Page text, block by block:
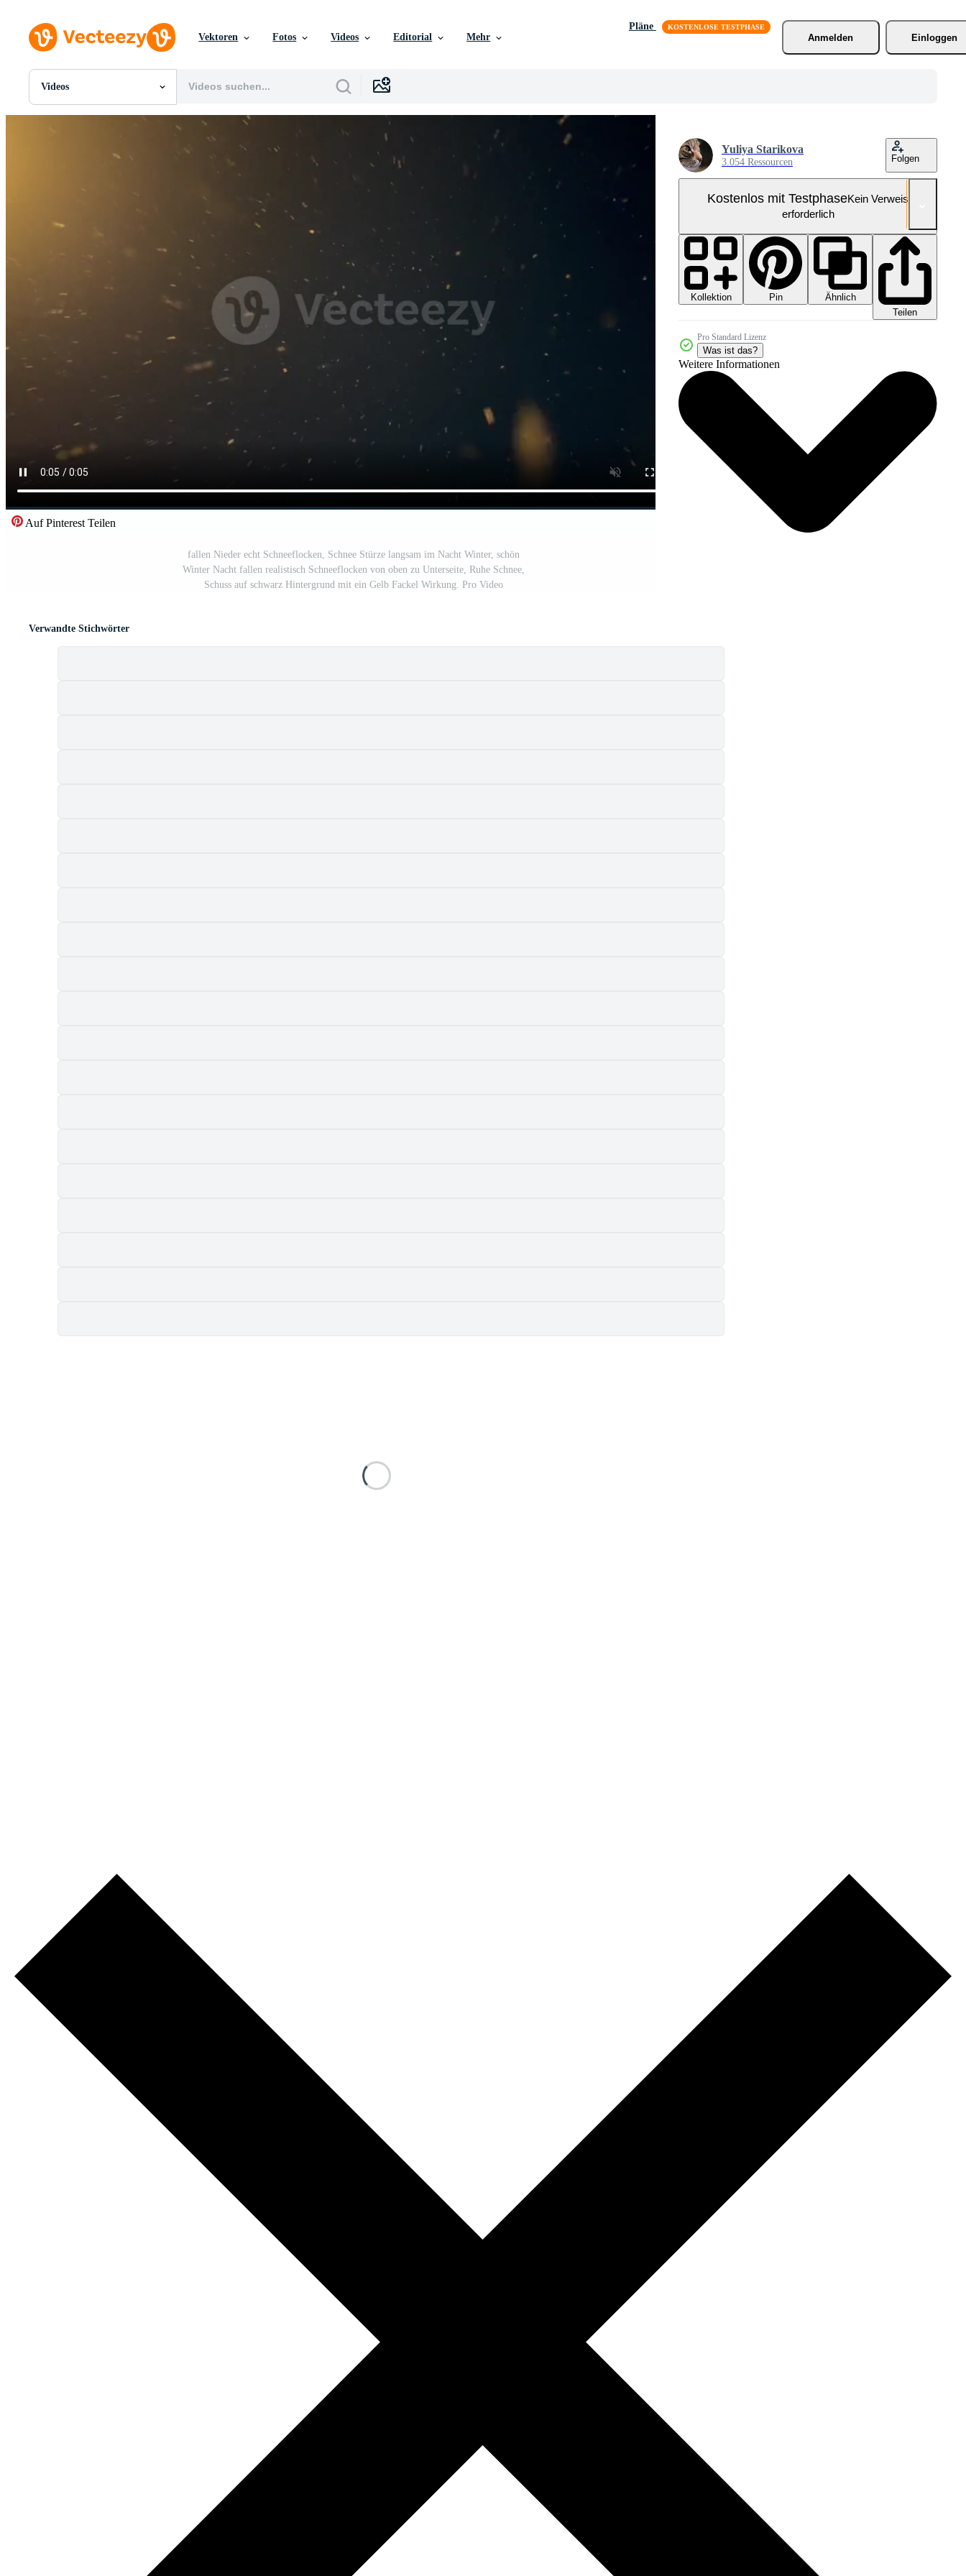
Vektoren Fotos Videos Editorial Mehr
Pläne
Anmelden
Einloggen
Videos
Alle Bilder
Motion Graphics
Redaktionelle Ereignisse
Auf Pinterest Teilen
fallen Nieder echt Schneeflocken, Schnee Stürze langsam im Nacht Winter, schön
Winter Nacht fallen realistisch Schneeflocken von oben zu Unterseite, Ruhe Schnee,
Schuss auf schwarz Hintergrund mit ein Gelb Fackel Wirkung. Pro Video
Yuliya Starikova
3.054 Ressourcen Folgen
Kostenlos mit TestphaseKein Verweis
erforderlich
Kollektion Pin
Ähnlich
Teilen
Pro Standard Lizenz
Was ist das?
Weitere Informationen
Verwandte Stichwörter